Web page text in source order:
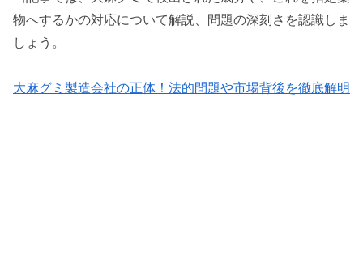
物へするかの対応について解説、問題の深刻さを認識しま
しょう。
大麻グミ製造会社の正体！法的問題や市場背後を徹底解明